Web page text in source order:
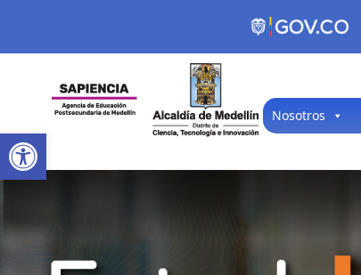
Open toolbar
Nosotros